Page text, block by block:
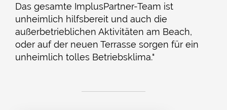
Das gesamte ImplusPartner-Team ist
unheimlich hilfsbereit und auch die
außerbetrieblichen Aktivitäten am Beach,
oder auf der neuen Terrasse sorgen für ein
unheimlich tolles Betriebsklima."